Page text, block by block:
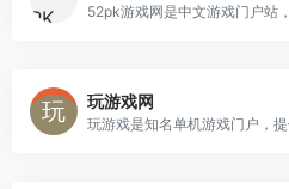
玩游戏网